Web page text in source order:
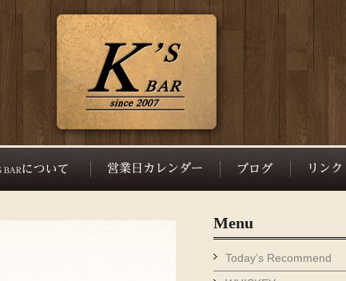
Menu
Today’s Recommend